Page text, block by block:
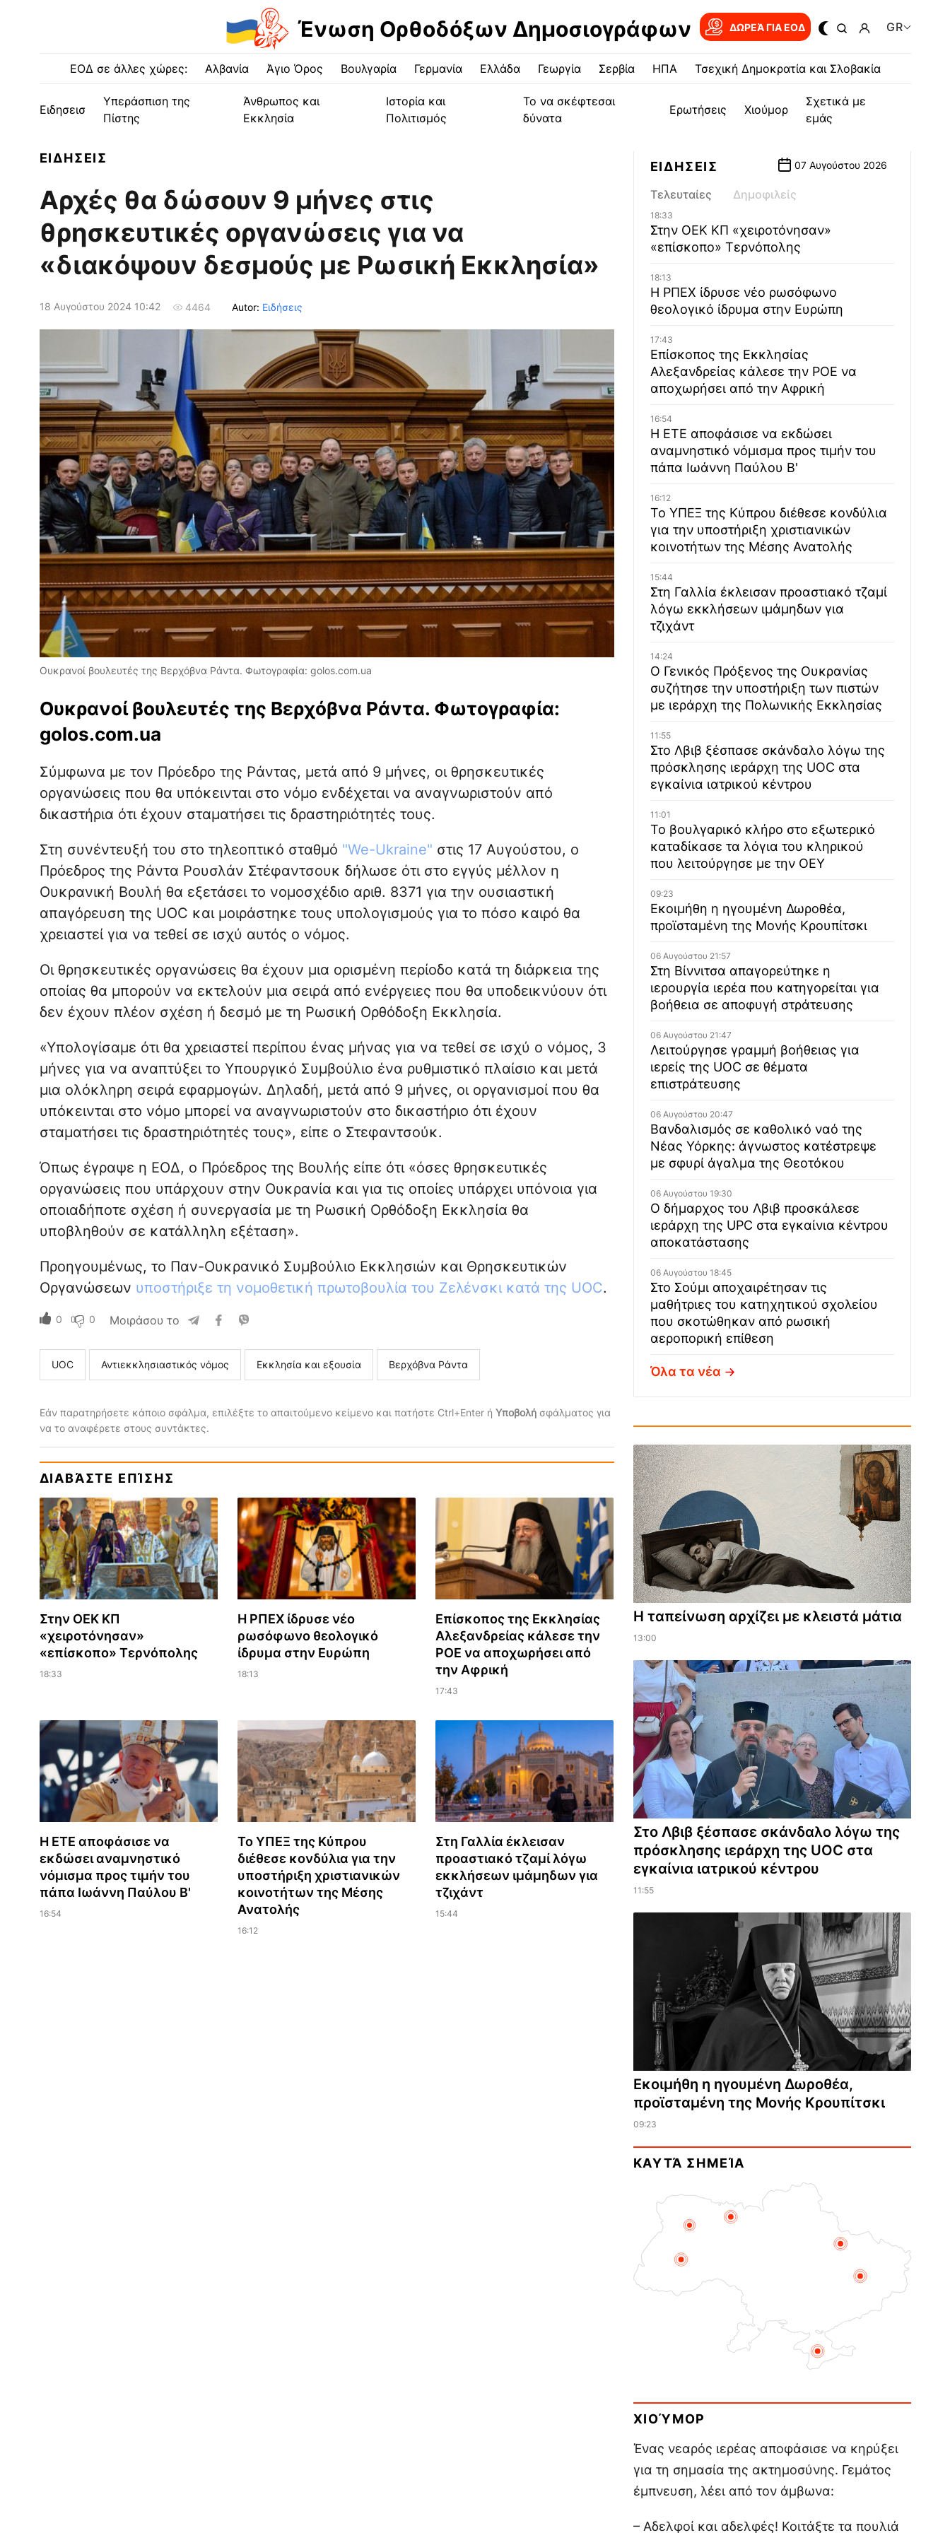
Ένωση Ορθοδόξων Δημοσιογράφων ΔΩΡΕΆ ΓΙΑ EOΔ GR
ΕΟΔ σε άλλες χώρες: Αλβανία Άγιο Όρος Βουλγαρία Γερμανία Ελλάδα Γεωργία Σερβία ΗΠΑ Τσεχική Δημοκρατία και Σλοβακία
Ειδησεισ
Υπεράσπιση της
Πίστης
Άνθρωπος και
Εκκλησία
Ιστορία και
Πολιτισμός
Το να σκέφτεσαι
δύνατα
Ερωτήσεις Χιούμορ
Σχετικά με
εμάς
ΕΙΔΗΣΕΙΣ
Αρχές θα δώσουν 9 μήνες στις
θρησκευτικές οργανώσεις για να
«διακόψουν δεσμούς με Ρωσική Εκκλησία»
18 Αυγούστου 2024 10:42 4464 Autor: Ειδήσεις
Ουκρανοί βουλευτές της Βερχόβνα Ράντα. Φωτογραφία: golos.com.ua
Ουκρανοί βουλευτές της Βερχόβνα Ράντα. Φωτογραφία:
golos.com.ua
Σύμφωνα με τον Πρόεδρο της Ράντας, μετά από 9 μήνες, οι θρησκευτικές
οργανώσεις που θα υπόκεινται στο νόμο ενδέχεται να αναγνωριστούν από
δικαστήρια ότι έχουν σταματήσει τις δραστηριότητές τους.
Στη συνέντευξή του στο τηλεοπτικό σταθμό "We-Ukraine" στις 17 Αυγούστου, ο
Πρόεδρος της Ράντα Ρουσλάν Στέφαντσουκ δήλωσε ότι στο εγγύς μέλλον η
Ουκρανική Βουλή θα εξετάσει το νομοσχέδιο αριθ. 8371 για την ουσιαστική
απαγόρευση της UOC και μοιράστηκε τους υπολογισμούς για το πόσο καιρό θα
χρειαστεί για να τεθεί σε ισχύ αυτός ο νόμος.
Οι θρησκευτικές οργανώσεις θα έχουν μια ορισμένη περίοδο κατά τη διάρκεια της
οποίας θα μπορούν να εκτελούν μια σειρά από ενέργειες που θα υποδεικνύουν ότι
δεν έχουν πλέον σχέση ή δεσμό με τη Ρωσική Ορθόδοξη Εκκλησία.
«Υπολογίσαμε ότι θα χρειαστεί περίπου ένας μήνας για να τεθεί σε ισχύ ο νόμος, 3
μήνες για να αναπτύξει το Υπουργικό Συμβούλιο ένα ρυθμιστικό πλαίσιο και μετά
μια ολόκληρη σειρά εφαρμογών. Δηλαδή, μετά από 9 μήνες, οι οργανισμοί που θα
υπόκεινται στο νόμο μπορεί να αναγνωριστούν στο δικαστήριο ότι έχουν
σταματήσει τις δραστηριότητές τους», είπε ο Στεφαντσούκ.
Όπως έγραψε η ΕΟΔ, ο Πρόεδρος της Βουλής είπε ότι «όσες θρησκευτικές
οργανώσεις που υπάρχουν στην Ουκρανία και για τις οποίες υπάρχει υπόνοια για
οποιαδήποτε σχέση ή συνεργασία με τη Ρωσική Ορθόδοξη Εκκλησία θα
υποβληθούν σε κατάλληλη εξέταση».
Προηγουμένως, το Παν-Ουκρανικό Συμβούλιο Εκκλησιών και Θρησκευτικών
Οργανώσεων υποστήριξε τη νομοθετική πρωτοβουλία του Ζελένσκι κατά της UOC.
0 0 Μοιράσου το
UOC Αντιεκκλησιαστικός νόμος Εκκλησία και εξουσία Βερχόβνα Ράντα
Εάν παρατηρήσετε κάποιο σφάλμα, επιλέξτε το απαιτούμενο κείμενο και πατήστε Ctrl+Enter ή Υποβολήσφάλματος για
να το αναφέρετε στους συντάκτες.
ΔΙΑΒΆΣΤΕ ΕΠΊΣΗΣ
Στην ΟΕΚ ΚΠ
«χειροτόνησαν»
«επίσκοπο» Τερνόπολης
18:33
Η ΡΠΕΧ ίδρυσε νέο
ρωσόφωνο θεολογικό
ίδρυμα στην Ευρώπη
18:13
Επίσκοπος της Εκκλησίας
Αλεξανδρείας κάλεσε την
ΡΟΕ να αποχωρήσει από
την Αφρική
17:43
Η ΕΤΕ αποφάσισε να
εκδώσει αναμνηστικό
νόμισμα προς τιμήν του
πάπα Ιωάννη Παύλου Β'
16:54
Το ΥΠΕΞ της Κύπρου
διέθεσε κονδύλια για την
υποστήριξη χριστιανικών
κοινοτήτων της Μέσης
Ανατολής
16:12
Στη Γαλλία έκλεισαν
προαστιακό τζαμί λόγω
εκκλήσεων ιμάμηδων για
τζιχάντ
15:44
ΕΙΔΗΣΕΙΣ 07 Αυγούστου 2026
Τελευταίες Δημοφιλείς
18:33
Στην ΟΕΚ ΚΠ «χειροτόνησαν»
«επίσκοπο» Τερνόπολης
18:13
Η ΡΠΕΧ ίδρυσε νέο ρωσόφωνο
θεολογικό ίδρυμα στην Ευρώπη
17:43
Επίσκοπος της Εκκλησίας
Αλεξανδρείας κάλεσε την ΡΟΕ να
αποχωρήσει από την Αφρική
16:54
Η ΕΤΕ αποφάσισε να εκδώσει
αναμνηστικό νόμισμα προς τιμήν του
πάπα Ιωάννη Παύλου Β'
16:12
Το ΥΠΕΞ της Κύπρου διέθεσε κονδύλια
για την υποστήριξη χριστιανικών
κοινοτήτων της Μέσης Ανατολής
15:44
Στη Γαλλία έκλεισαν προαστιακό τζαμί
λόγω εκκλήσεων ιμάμηδων για
τζιχάντ
14:24
Ο Γενικός Πρόξενος της Ουκρανίας
συζήτησε την υποστήριξη των πιστών
με ιεράρχη της Πολωνικής Εκκλησίας
11:55
Στο Λβιβ ξέσπασε σκάνδαλο λόγω της
πρόσκλησης ιεράρχη της UOC στα
εγκαίνια ιατρικού κέντρου
11:01
Το βουλγαρικό κλήρο στο εξωτερικό
καταδίκασε τα λόγια του κληρικού
που λειτούργησε με την ΟΕΥ
09:23
Εκοιμήθη η ηγουμένη Δωροθέα,
προϊσταμένη της Μονής Κρουπίτσκι
06 Αυγούστου 21:57
Στη Βίννιτσα απαγορεύτηκε η
ιερουργία ιερέα που κατηγορείται για
βοήθεια σε αποφυγή στράτευσης
06 Αυγούστου 21:47
Λειτούργησε γραμμή βοήθειας για
ιερείς της UOC σε θέματα
επιστράτευσης
06 Αυγούστου 20:47
Βανδαλισμός σε καθολικό ναό της
Νέας Υόρκης: άγνωστος κατέστρεψε
με σφυρί άγαλμα της Θεοτόκου
06 Αυγούστου 19:30
Ο δήμαρχος του Λβιβ προσκάλεσε
ιεράρχη της UPC στα εγκαίνια κέντρου
αποκατάστασης
06 Αυγούστου 18:45
Στο Σούμι αποχαιρέτησαν τις
μαθήτριες του κατηχητικού σχολείου
που σκοτώθηκαν από ρωσική
αεροπορική επίθεση
Όλα τα νέα
Η ταπείνωση αρχίζει με κλειστά μάτια
13:00
Στο Λβιβ ξέσπασε σκάνδαλο λόγω της
πρόσκλησης ιεράρχη της UOC στα
εγκαίνια ιατρικού κέντρου
11:55
Εκοιμήθη η ηγουμένη Δωροθέα,
προϊσταμένη της Μονής Κρουπίτσκι
09:23
ΚΑΥΤΆ ΣΗΜΕΊΑ
ΧΙΟΎΜΟΡ
Ένας νεαρός ιερέας αποφάσισε να κηρύξει
για τη σημασία της ακτημοσύνης. Γεμάτος
έμπνευση, λέει από τον άμβωνα:
– Αδελφοί και αδελφές! Κοιτάξτε τα πουλιά